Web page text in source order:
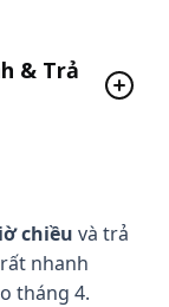
& Trả
chiều và trả
nhanh
tháng 4.